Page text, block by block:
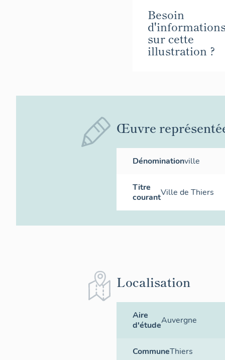
Besoin
sur cette
illustration ?
Œuvre
Dénominationville
Titre
courantVille de Thiers
Localisation
Aire
d'étudeAuvergne
CommuneThiers